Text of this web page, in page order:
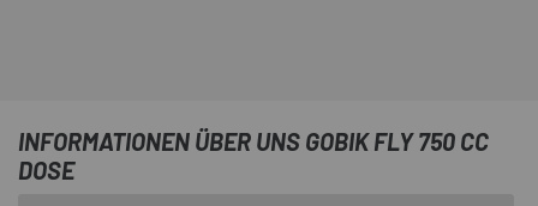
INFORMATIONEN ÜBER UNS GOBIK FLY 750 CC
DOSE